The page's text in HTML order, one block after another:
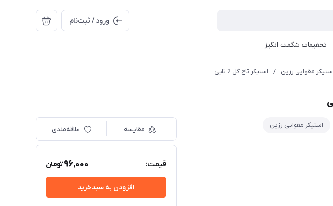
ورود / ثبت‌نام
تخفیفات شگفت انگیز
استیکر مقوایی رزین / استیکر تاج گل 2 تایی
استیکر مقوایی رزین
مقایسه علاقه‌مندی
قیمت: 96,000تومان
افزودن به سبدخرید